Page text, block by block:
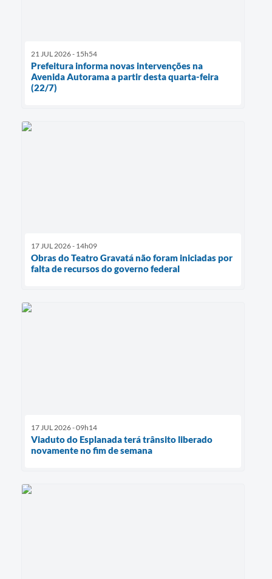
21 JUL 2026 - 15h54
Prefeitura informa novas intervenções na
Avenida Autorama a partir desta quarta-feira
(22/7)
17 JUL 2026 - 14h09
Obras do Teatro Gravatá não foram iniciadas por
falta de recursos do governo federal
17 JUL 2026 - 09h14
Viaduto do Esplanada terá trânsito liberado
novamente no fim de semana